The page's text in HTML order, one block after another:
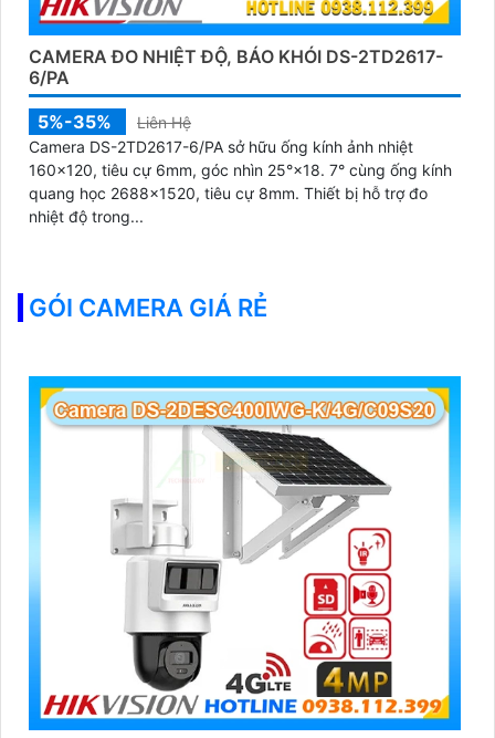
CAMERA ĐO NHIỆT ĐỘ, BÁO KHÓI DS-2TD2617-
6/PA
5%-35%
Liên Hệ
Camera DS-2TD2617-6/PA sở hữu ống kính ảnh nhiệt
160×120, tiêu cự 6mm, góc nhìn 25°×18. 7° cùng ống kính
quang học 2688×1520, tiêu cự 8mm. Thiết bị hỗ trợ đo
nhiệt độ trong...
GÓI CAMERA GIÁ RẺ